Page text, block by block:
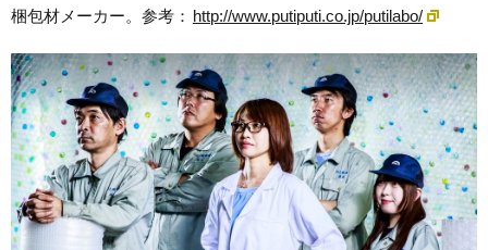
梱包材メーカー。参考： http://www.putiputi.co.jp/putilabo/